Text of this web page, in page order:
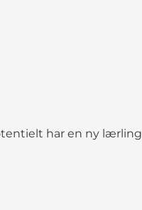
har en ny lærling